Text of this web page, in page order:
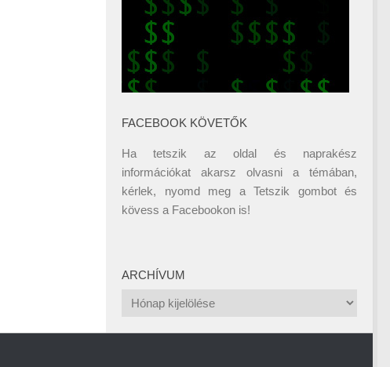
FACEBOOK KÖVETŐK
Ha tetszik az oldal és naprakész
információkat akarsz olvasni a témában,
kérlek, nyomd meg a Tetszik gombot és
kövess a Facebookon is!
ARCHÍVUM
Archívum